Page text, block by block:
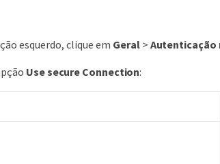
esquerdo, clique em Geral> Autenticação
Use secure Connection: